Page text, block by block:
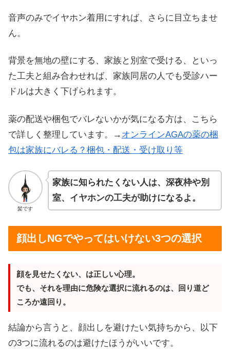
音声のみでイヤホン着用にすれば、さらに目立ちませ
ん。
背景を無地の壁にする、家族と別室で受ける、といっ
た工夫と組み合わせれば、家族同居の人でも受診ハー
ドルは大きく下げられます。
薬の配送や梱包でバレないかが気になる方は、こちら
で詳しく整理しています。→ オンラインAGAの薬の梱
包は家族にバレる？梱包・配送・受け取り等
髪です
家族に知られたくない人は、深夜枠や別
室、イヤホンの工夫が助けになるよ。
顔出しNGでやってはいけない3つの選択
顔を見せたくない、は正しい心理。
でも、それを理由に危険な選択に流れるのは、回り道ど
ころか遠回り。
結論から言うと、顔出しを避けたい気持ちから、以下
の3つに流れるのは避けたほうがいいです。